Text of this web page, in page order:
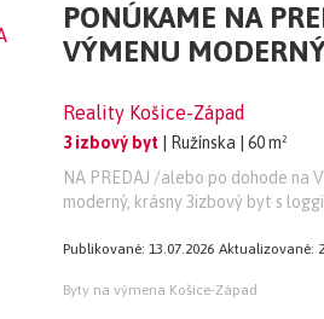
PONÚKAME NA
VÝMENU
Reality Košice-Západ
3 izbový byt | Ružínska
| 60 m²
NA PREDAJ /alebo po dohode na
moderný, krásny 3izbový byt s
Publikované: 13.07.2026 Aktualizované:
Byty na výmena Košice-Západ